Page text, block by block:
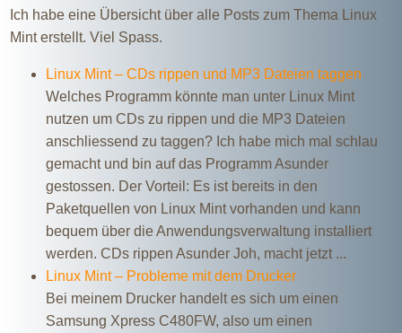
Ich habe eine Übersicht über alle Posts zum Thema Linux
Mint erstellt. Viel Spass.
Linux Mint – CDs rippen und MP3 Dateien taggen
Welches Programm könnte man unter Linux Mint
nutzen um CDs zu rippen und die MP3 Dateien
anschliessend zu taggen? Ich habe mich mal schlau
gemacht und bin auf das Programm Asunder
gestossen. Der Vorteil: Es ist bereits in den
Paketquellen von Linux Mint vorhanden und kann
bequem über die Anwendungsverwaltung installiert
werden. CDs rippen Asunder Joh, macht jetzt ...
Linux Mint – Probleme mit dem Drucker
Bei meinem Drucker handelt es sich um einen
Samsung Xpress C480FW, also um einen